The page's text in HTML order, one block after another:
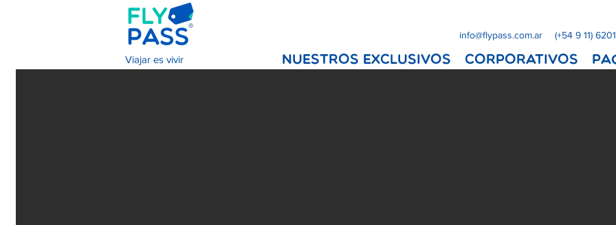
Viajar es vivir
info@flypass.com.ar (+54 9 11)
NUESTROS EXCLUSIVOS Corporativos